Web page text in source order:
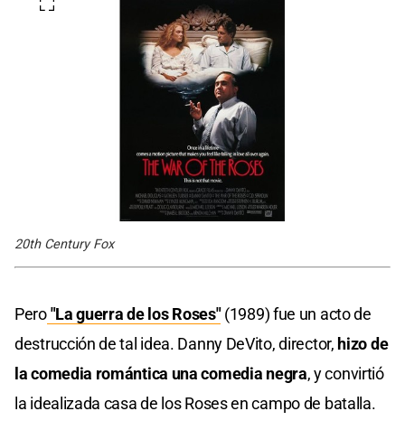
20th Century Fox
Pero"La guerra de los Roses"(1989) fue un acto de
destrucción de tal idea. Danny DeVito, director, hizo de
la comedia romántica una comedia negra, y convirtió
la idealizada casa de los Roses en campo de batalla.